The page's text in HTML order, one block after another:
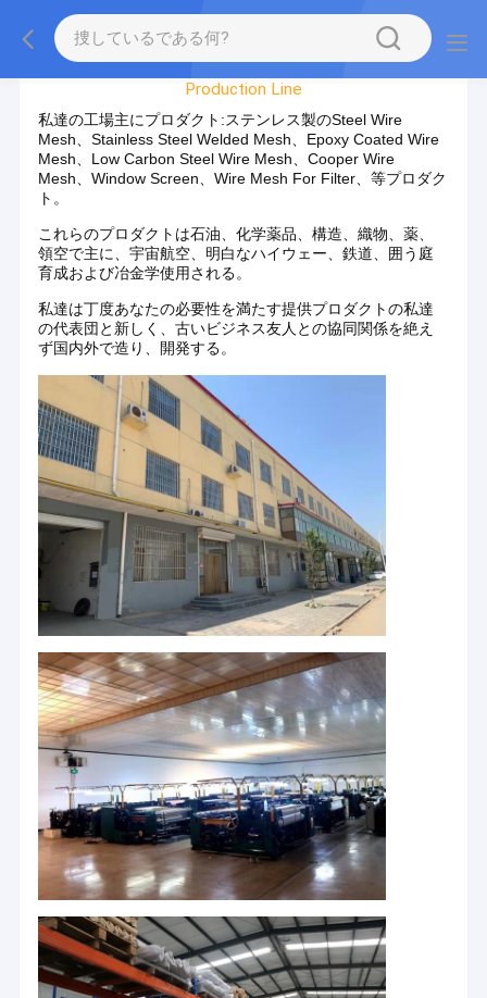
Factory Tour
Production Line
私達の工場主にプロダクト:ステンレス製のSteel Wire
Mesh、Stainless Steel Welded Mesh、Epoxy Coated Wire
Mesh、Low Carbon Steel Wire Mesh、Cooper Wire
Mesh、Window Screen、Wire Mesh For Filter、等プロダク
ト。
これらのプロダクトは石油、化学薬品、構造、織物、薬、
領空で主に、宇宙航空、明白なハイウェー、鉄道、囲う庭
育成および冶金学使用される。
私達は丁度あなたの必要性を満たす提供プロダクトの私達
の代表団と新しく、古いビジネス友人との協同関係を絶え
ず国内外で造り、開発する。